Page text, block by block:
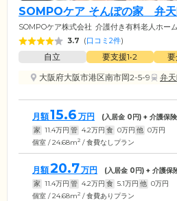
SOMPOケア そんぽの家 弁
SOMPOケア株式会社 介護付き有料老人ホーム
3.7 (口コミ2件)
自立 要支援1•2 要
大阪府大阪市港区南市岡2-5-9
弁
月額15.6 万円 (入居金 0円) + 介護保
家 11.4万円 管 4.2万円 食 0万円 他 0万円
個室 / 24.68m2 / 食費なしプラン
月額20.7万円 (入居金 0円) + 介護保
家 11.4万円 管 4.2万円 食 5.1万円 他 0万円
個室 / 24.68m2 / 食費ありプラン